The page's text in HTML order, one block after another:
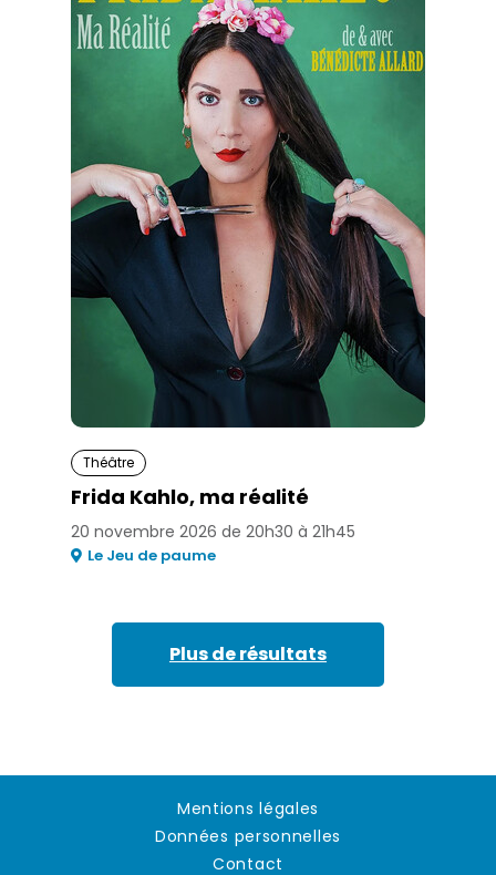
Théâtre
Frida Kahlo, ma réalité
20 novembre 2026 de 20h30 à 21h45
Le Jeu de paume
Plus de résultats
Mentions légales
Données personnelles
Contact